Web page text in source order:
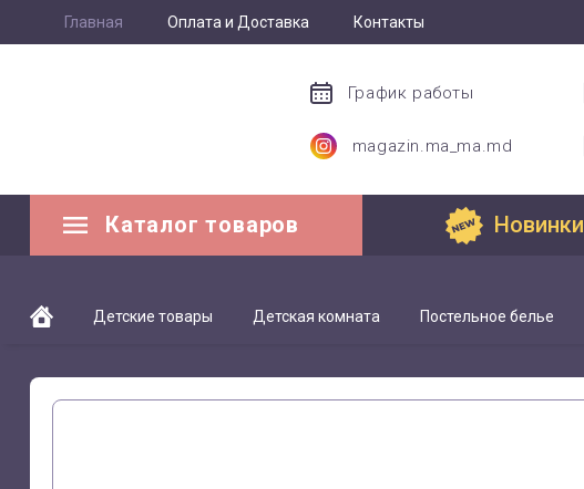
Главная Оплата и Доставка Контакты
График работы
magazin.ma_ma.md
Каталог товаров Новинки
Детские товары Детская комната Постельное белье